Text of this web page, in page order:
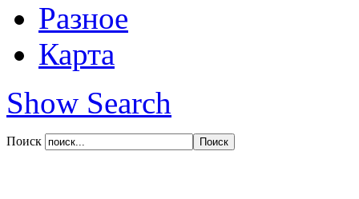
Разное
Карта
Show Search
Поиск